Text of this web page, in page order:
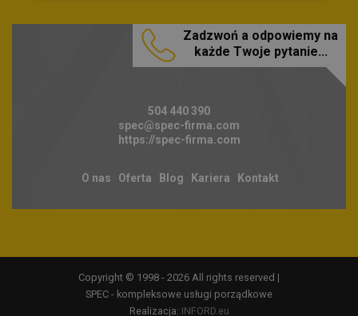
Zadzwoń a odpowiemy na
każde Twoje pytanie...
504 440 390
spec@spec-firma.com
https://spec-firma.com
O nas Oferta Blog Kariera Kontakt
Copyright © 1998 - 2026 All rights reserved |
SPEC - kompleksowe usługi porządkowe
Realizacja: INFORD.eu